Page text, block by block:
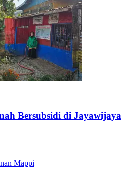
Bersubsidi di Jayawijaya
Mappi